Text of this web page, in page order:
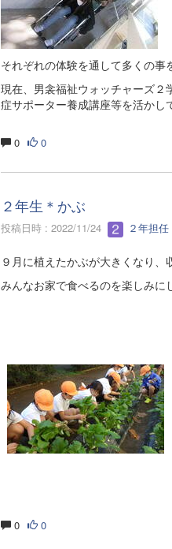
それぞれの体験を通して多くの事
現在、男衾福祉ウォッチャーズ２
症サポーター養成講座等を活かし
0 0
２年生＊かぶ
投稿日時 : 2022/11/24 ２年担任
９月に植えたかぶが大きくなり、
みんなお家で食べるのを楽しみに
0 0